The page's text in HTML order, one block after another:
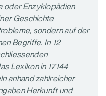
oder Enzyklopädien
Geschichte
sondern auf der
Begriffe. In 12
Lexikon in 17144
anhand zahlreicher
Herkunft und